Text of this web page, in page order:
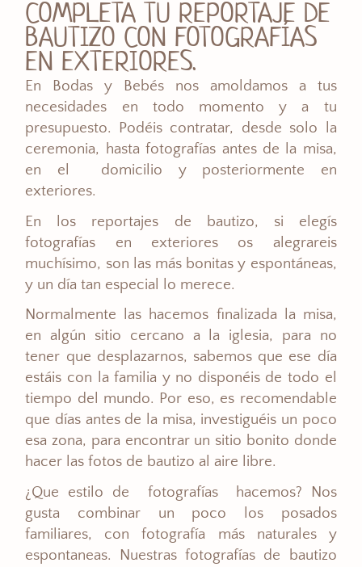
COMPLETA TU REPORTAJE DE
BAUTIZO CON FOTOGRAFÍAS
EN EXTERIORES.
En Bodas y Bebés nos amoldamos a tus
necesidades en todo momento y a tu
presupuesto. Podéis contratar, desde solo la
ceremonia, hasta fotografías antes de la misa,
en el domicilio y posteriormente en
exteriores.
En los reportajes de bautizo, si elegís
fotografías en exteriores os alegrareis
muchísimo, son las más bonitas y espontáneas,
y un día tan especial lo merece.
Normalmente las hacemos finalizada la misa,
en algún sitio cercano a la iglesia, para no
tener que desplazarnos, sabemos que ese día
estáis con la familia y no disponéis de todo el
tiempo del mundo. Por eso, es recomendable
que días antes de la misa, investiguéis un poco
esa zona, para encontrar un sitio bonito donde
hacer las fotos de bautizo al aire libre.
¿Que estilo de fotografías hacemos? Nos
gusta combinar un poco los posados
familiares, con fotografía más naturales y
espontaneas. Nuestras fotografías de bautizo